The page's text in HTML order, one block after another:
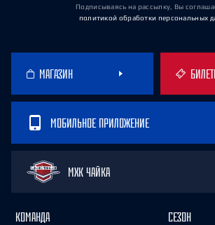
Подписываясь на рассылку, Вы
политикой обработки персональных
МАГАЗИН
МОБИЛЬНОЕ ПРИЛОЖЕНИЕ
МХК ЧАЙКА
КОМАНДА СЕЗОН